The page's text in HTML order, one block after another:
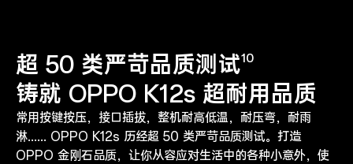
超 50 类严苛品质测试10
铸就 OPPO K12s 超耐用品质
常用按键按压，接口插拔，整机耐高低温，耐压弯，耐雨
淋...... OPPO K12s 历经超 50 类严苛品质测试。打造
OPPO 金刚石品质，让你从容应对生活中的各种小意外，使